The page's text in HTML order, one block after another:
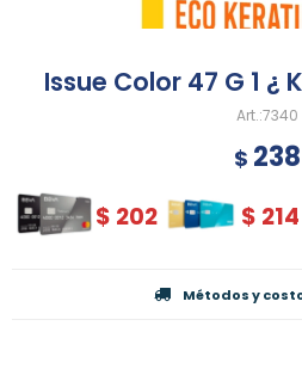
Issue Color 47 G 1 ¿
7340
$ 238
$ 202 $ 214
Métodos y